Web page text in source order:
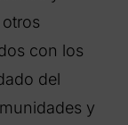
con los
del
y